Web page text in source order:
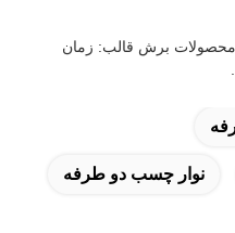
انبار: تحویل 1-3 روزه. محصولات برش قالب: زمان
نوار چسب دو طرفه